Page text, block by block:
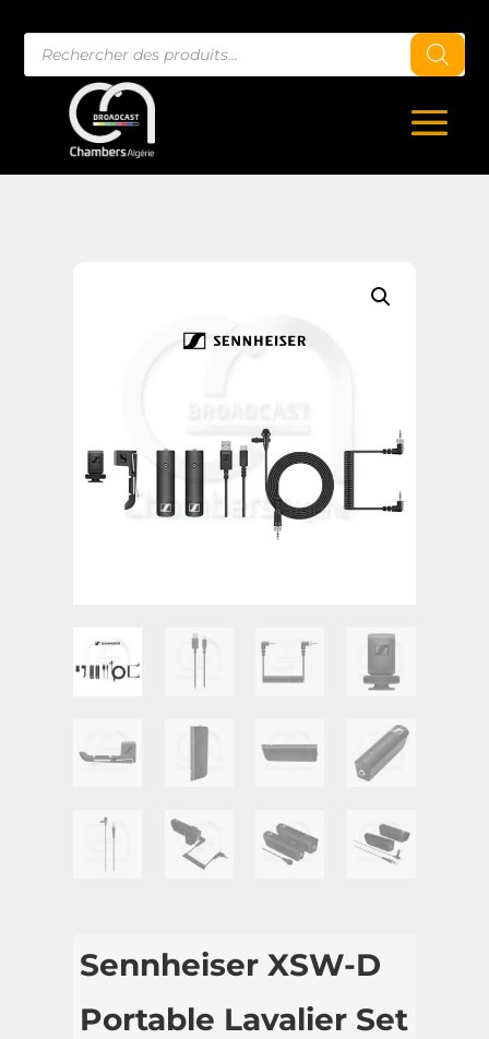
Recherche
de
produits
Sennheiser XSW-D
Portable Lavalier Set